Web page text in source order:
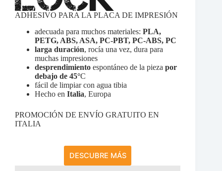
ADHESIVO PARA LA PLACA DE IMPRESIÓN
adecuada para muchos materiales: PLA,
PETG, ABS, ASA, PC-PBT, PC-ABS, PC
larga duración, rocía una vez, dura para
muchas impresiones
desprendimiento espontáneo de la pieza por
debajo de 45°C
fácil de limpiar con agua tibia
Hecho en Italia, Europa
PROMOCIÓN DE ENVÍO GRATUITO EN
ITALIA
DESCUBRE MÁS